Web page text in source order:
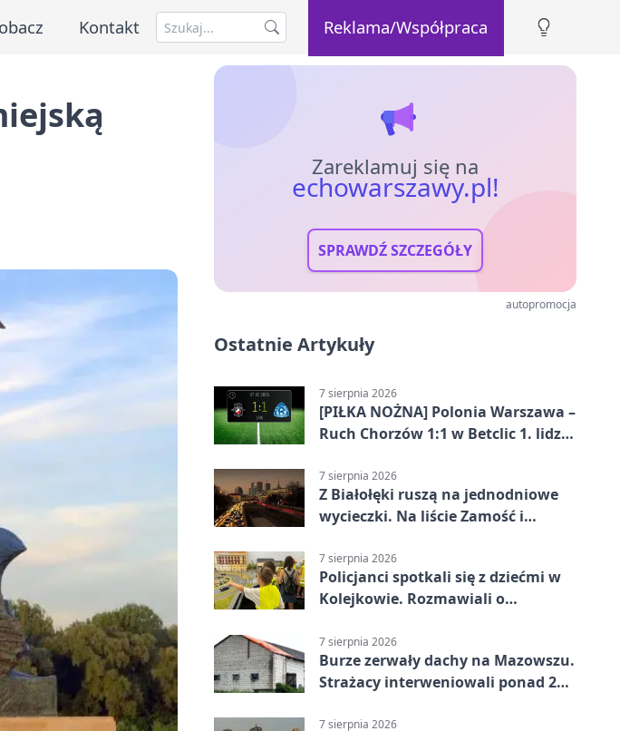
Kontakt Reklama/Współpraca
Zareklamuj się na
echowarszawy.pl!
SPRAWDŹ SZCZEGÓŁY
autopromocja
Ostatnie Artykuły
7 sierpnia 2026
[PIŁKA NOŻNA] Polonia Warszawa –
Ruch Chorzów 1:1 w Betclic 1. lidze.
7 sierpnia 2026
Z Białołęki ruszą na jednodniowe
wycieczki. Na liście Zamość i
7 sierpnia 2026
Policjanci spotkali się z dziećmi w
Kolejkowie. Rozmawiali o
7 sierpnia 2026
Burze zerwały dachy na Mazowszu.
Strażacy interweniowali ponad 250
7 sierpnia 2026